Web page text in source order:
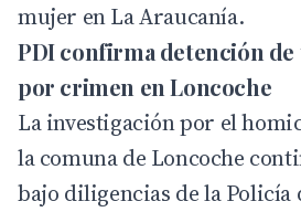
mujer en La Araucanía.
PDI confirma detención
por crimen en Loncoche
La investigación por el
la comuna de Loncoche
bajo diligencias de laPolicía